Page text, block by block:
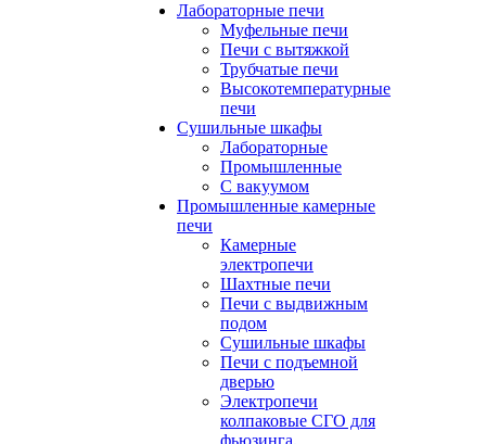
Лабораторные печи
Муфельные печи
Печи с вытяжкой
Трубчатые печи
Высокотемпературные
печи
Сушильные шкафы
Лабораторные
Промышленные
С вакуумом
Промышленные камерные
печи
Камерные
электропечи
Шахтные печи
Печи с выдвижным
подом
Сушильные шкафы
Печи с подъемной
дверью
Электропечи
колпаковые СГО для
фьюзинга,